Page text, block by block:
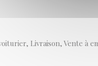
Livraison, Vente à